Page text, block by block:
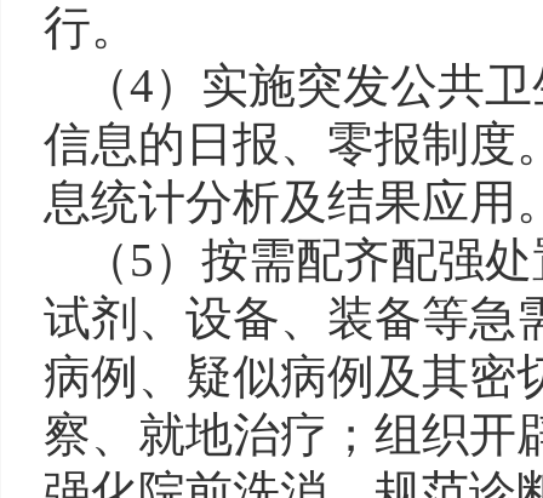
行。
（4）实施突发公共
信息的日报、零报制度
息统计分析及结果应用
（5）按需配齐配强
试剂、设备、装备等急
病例、疑似病例及其密
察、就地治疗；组织开